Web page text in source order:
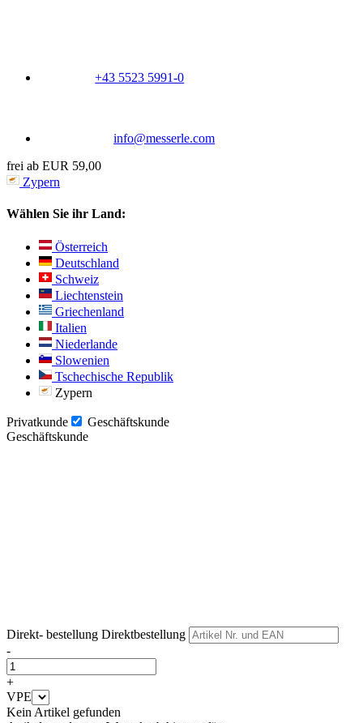
+43 5523 5991-0
info@messerle.com
frei ab EUR 59,00
Zypern
Wählen Sie ihr Land:
Österreich
Deutschland
Schweiz
Liechtenstein
Griechenland
Italien
Niederlande
Slowenien
Tschechische Republik
Zypern
Privatkunde
Geschäftskunde
Geschäftskunde
Direkt- bestellung Direktbestellung
-
+
VPE
Kein Artikel gefunden